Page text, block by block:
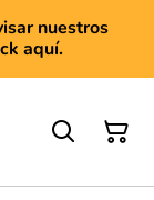
nuestros
aquí.